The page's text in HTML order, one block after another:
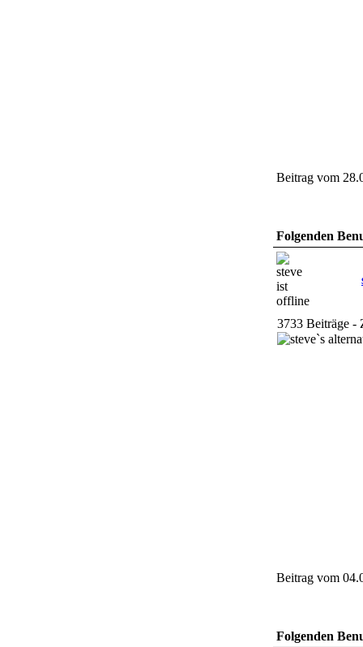
Beitrag vom
Folgenden
3733 Beiträge -
Beitrag vom
Folgenden